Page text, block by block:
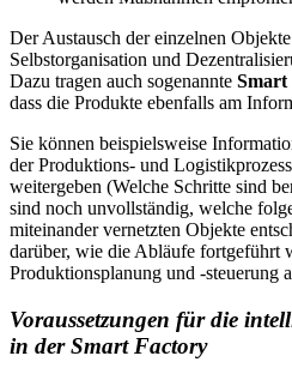
Der Austausch der einzelnen
Selbstorganisation und
Dazu tragen auch sogenannte Smart
dass die Produkte ebenfalls am
Sie können beispielsweise
der Produktions- und
weitergeben (Welche Schritte sind
sind noch unvollständig, welche
miteinander vernetzten Objekte
darüber, wie die Abläufe fortgeführt
Produktionsplanung und -steuerung
Voraussetzungen für die
in der Smart Factory